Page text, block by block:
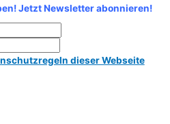
Jetzt Newsletter abonnieren!
dieser Webseite